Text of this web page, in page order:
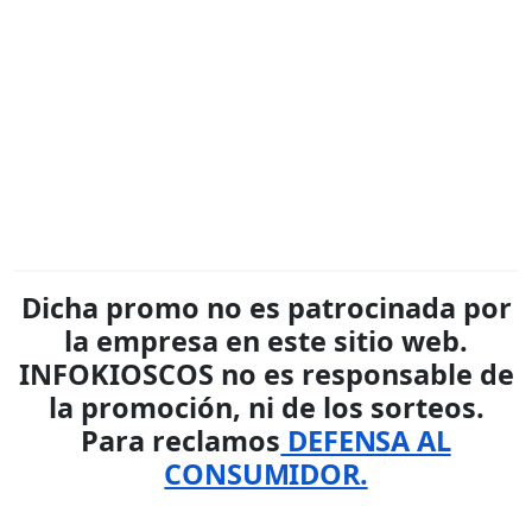
Dicha promo no es patrocinada por
la empresa en este sitio web.
INFOKIOSCOS no es responsable de
la promoción, ni de los sorteos.
Para reclamos DEFENSA AL
CONSUMIDOR.